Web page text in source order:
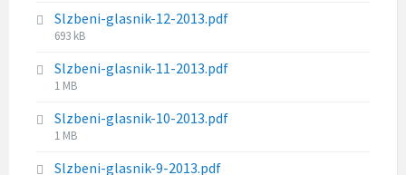
i
z
e
:
l
e
i
z
e
:
Slzbeni-glasnik-12-2013.pdf
F
l
e
i
z
e
693 kB
Slzbeni-glasnik-11-2013.pdf
F
l
e
1 MB
Slzbeni-glasnik-10-2013.pdf
F
l
1 MB
Slzbeni-glasnik-9-2013.pdf